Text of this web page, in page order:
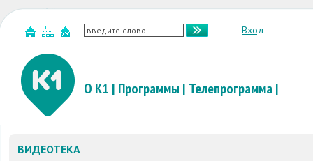
Вход
О К1 | Программы | Телепрограмма|
ВИДЕОТЕКА